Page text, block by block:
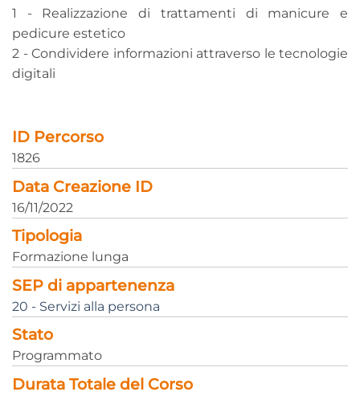
1 - Realizzazione di trattamenti di manicure e
pedicure estetico
2 - Condividere informazioni attraverso le tecnologie
digitali
ID Percorso
1826
Data Creazione ID
16/11/2022
Tipologia
Formazione lunga
SEP di appartenenza
20 - Servizi alla persona
Stato
Programmato
Durata Totale del Corso